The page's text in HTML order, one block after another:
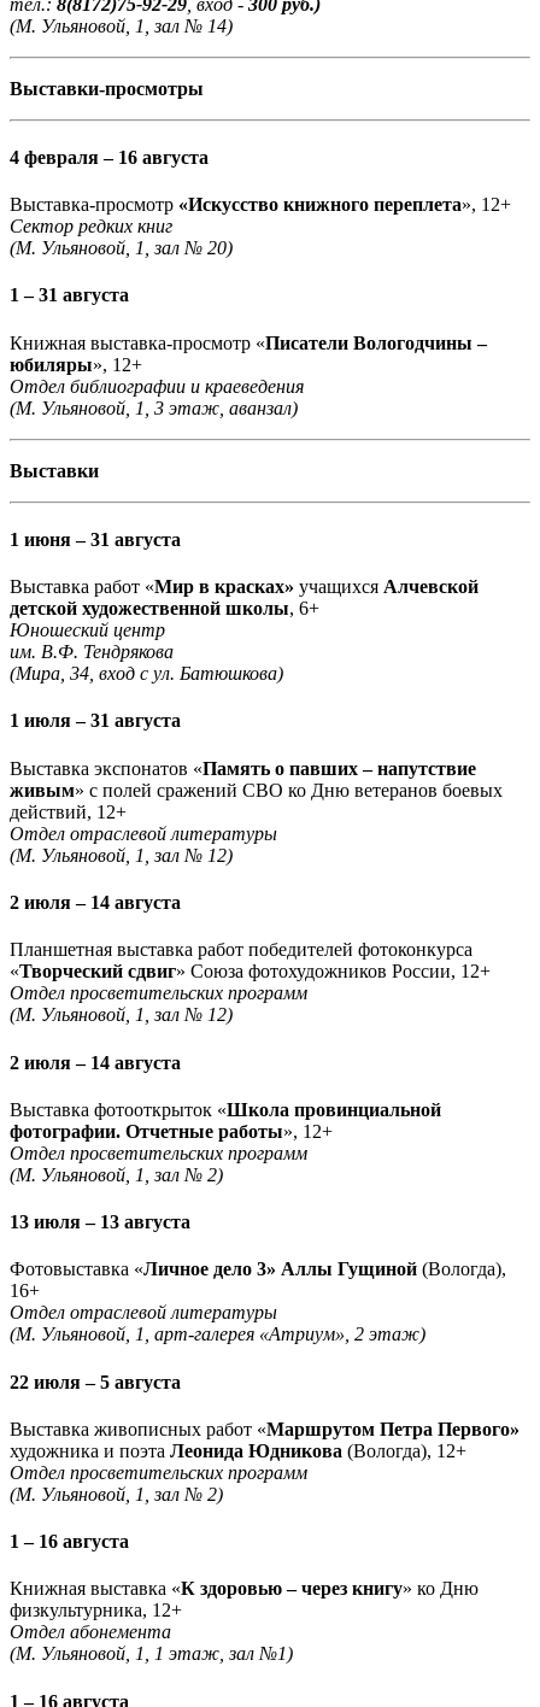
(М. Ульяновой, 1, зал № 14)
Выставки-просмотры
4 февраля – 16 августа
Выставка-просмотр «Искусство книжного переплета», 12+
Сектор редких книг
(М. Ульяновой, 1, зал № 20)
1 – 31 августа
Книжная выставка-просмотр «Писатели Вологодчины –
юбиляры», 12+
Отдел библиографии и краеведения
(М. Ульяновой, 1, 3 этаж, аванзал)
Выставки
1 июня – 31 августа
Выставка работ «Мир в красках» учащихся Алчевской
детской художественной школы, 6+
Юношеский центр
им. В.Ф. Тендрякова
(Мира, 34, вход с ул. Батюшкова)
1 июля – 31 августа
Выставка экспонатов «Память о павших – напутствие
живым» с полей сражений СВО ко Дню ветеранов боевых
действий, 12+
Отдел отраслевой литературы
(М. Ульяновой, 1, зал № 12)
2 июля – 14 августа
Планшетная выставка работ победителей фотоконкурса
«Творческий сдвиг» Союза фотохудожников России, 12+
Отдел просветительских программ
(М. Ульяновой, 1, зал № 12)
2 июля – 14 августа
Выставка фотооткрыток «Школа провинциальной
фотографии. Отчетные работы», 12+
Отдел просветительских программ
(М. Ульяновой, 1, зал № 2)
13 июля – 13 августа
Фотовыставка «Личное дело 3» Аллы Гущиной (Вологда),
16+
Отдел отраслевой литературы
(М. Ульяновой, 1, арт-галерея «Атриум», 2 этаж)
22 июля – 5 августа
Выставка живописных работ «Маршрутом Петра Первого»
художника и поэта Леонида Юдникова (Вологда), 12+
Отдел просветительских программ
(М. Ульяновой, 1, зал № 2)
1 – 16 августа
Книжная выставка «К здоровью – через книгу» ко Дню
физкультурника, 12+
Отдел абонемента
(М. Ульяновой, 1, 1 этаж, зал №1)
1 – 16 августа